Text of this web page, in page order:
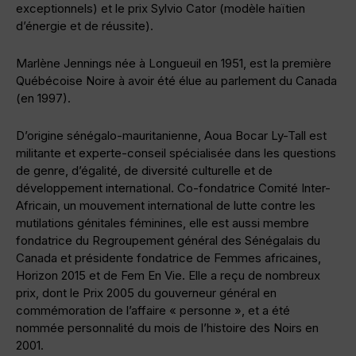
exceptionnels) et le prix Sylvio Cator (modèle haïtien
d’énergie et de réussite).
Marlène Jennings née à Longueuil en 1951, est la première
Québécoise Noire à avoir été élue au parlement du Canada
(en 1997).
D’origine sénégalo-mauritanienne, Aoua Bocar Ly-Tall est
militante et experte-conseil spécialisée dans les questions
de genre, d’égalité, de diversité culturelle et de
développement international. Co-fondatrice Comité Inter-
Africain, un mouvement international de lutte contre les
mutilations génitales féminines, elle est aussi membre
fondatrice du Regroupement général des Sénégalais du
Canada et présidente fondatrice de Femmes africaines,
Horizon 2015 et de Fem En Vie. Elle a reçu de nombreux
prix, dont le Prix 2005 du gouverneur général en
commémoration de l’affaire « personne », et a été
nommée personnalité du mois de l’histoire des Noirs en
2001.